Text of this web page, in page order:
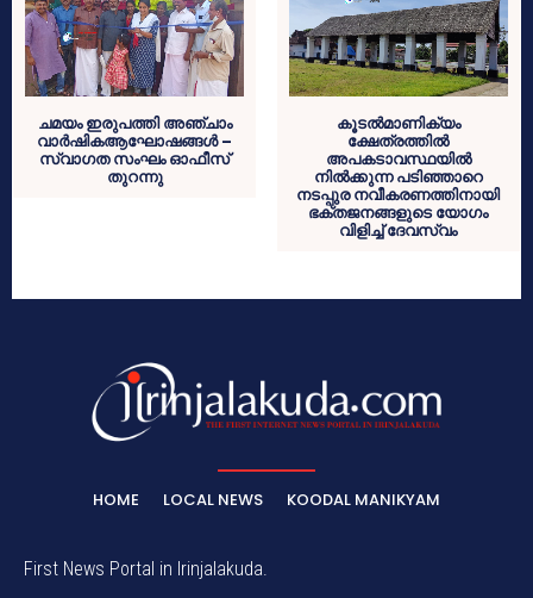
ചമയം ഇരുപത്തി അഞ്ചാം
വാർഷികആഘോഷങ്ങൾ –
സ്വാഗത സംഘം ഓഫീസ്
തുറന്നു
കൂടല്‍മാണിക്യം
ക്ഷേത്രത്തില്‍
അപകടാവസ്ഥയില്‍
നില്‍ക്കുന്ന പടിഞ്ഞാറെ
നടപ്പുര നവീകരണത്തിനായി
ഭക്തജനങ്ങളുടെ യോഗം
വിളിച്ച് ദേവസ്വം
HOME LOCAL NEWS KOODAL MANIKYAM
First News Portal in Irinjalakuda.